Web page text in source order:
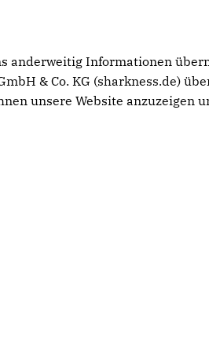
anderweitig Informationen
& Co. KG (sharkness.de)
unsere Website anzuzeigen